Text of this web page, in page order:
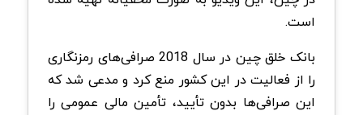
است.
بانک خلق چین در سال 2018 صرافی‌های رمزنگاری
را از فعالیت در این کشور منع کرد و مدعی شد که
این صرافی‌ها بدون تأیید، تأمین مالی عمومی را